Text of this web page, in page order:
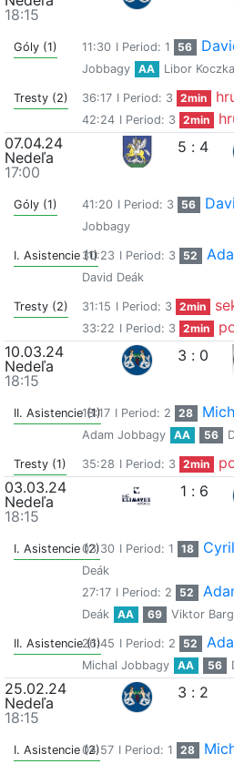
18:15
Góly (1) 11:30 I Period: 1 56
Jobbagy
AA Libor Koczka
Tresty (2) 36:17 I Period: 3 2min
42:24 I Period: 3 2min
07.04.24
Nedeľa
17:00
5 : 4
Góly (1) 41:20 I Period: 3 56
Jobbagy
I. Asistencie (1)30:23 I Period: 3 52
David Deák
Tresty (2) 31:15 I Period: 3 2min
33:22 I Period: 3 2min
10.03.24
Nedeľa
18:15
3 : 0
II. Asistencie (1)
18:17 I Period: 2 28
Adam Jobbagy
AA 56
Tresty (1) 35:28 I Period: 3 2min
03.03.24
Nedeľa
18:15
1 : 6
I. Asistencie (2)03:30 I Period: 1 18
Deák
27:17 I Period: 2 52
Deák
AA 69 Viktor
II. Asistencie (1)
26:45 I Period: 2 52
Michal Jobbagy
AA 56
25.02.24
Nedeľa
18:15
3 : 2
I. Asistencie (2)04:57 I Period: 1 28